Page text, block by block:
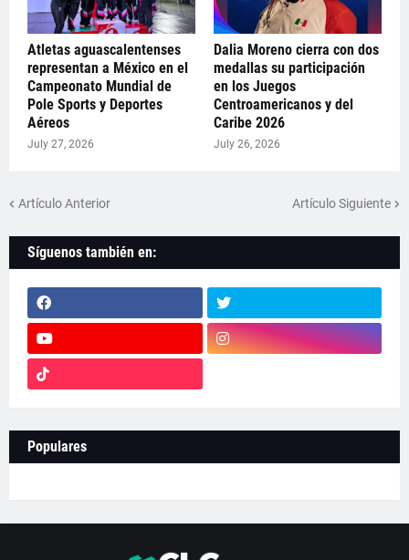
Atletas aguascalentenses
representan a México en el
Campeonato Mundial de
Pole Sports y Deportes
Aéreos
July 27, 2026
Dalia Moreno cierra con dos
medallas su participación
en los Juegos
Centroamericanos y del
Caribe 2026
July 26, 2026
Artículo Anterior Artículo Siguiente
Síguenos también en:
Populares